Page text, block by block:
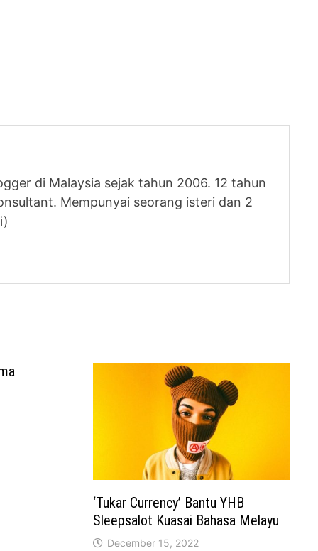
di Malaysia sejak tahun 2006. 12 tahun
Mempunyai seorang isteri dan 2
‘Tukar Currency’ Bantu YHB
Sleepsalot Kuasai Bahasa Melayu
December 15, 2022